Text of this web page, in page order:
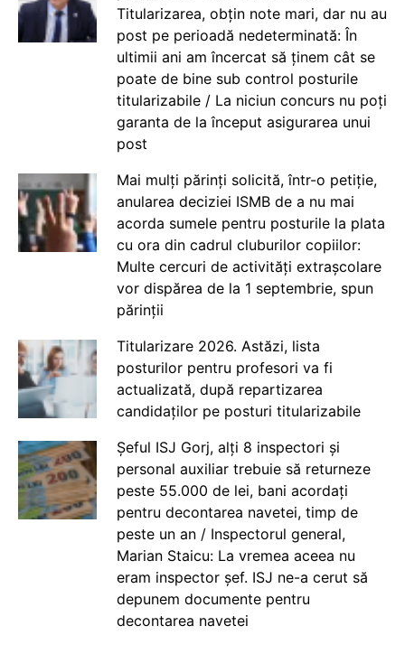
Titularizarea, obțin note mari, dar nu au
post pe perioadă nedeterminată: În
ultimii ani am încercat să ținem cât se
poate de bine sub control posturile
titularizabile / La niciun concurs nu poți
garanta de la început asigurarea unui
post
Mai mulți părinți solicită, într-o petiție,
anularea deciziei ISMB de a nu mai
acorda sumele pentru posturile la plata
cu ora din cadrul cluburilor copiilor:
Multe cercuri de activități extrașcolare
vor dispărea de la 1 septembrie, spun
părinții
Titularizare 2026. Astăzi, lista
posturilor pentru profesori va fi
actualizată, după repartizarea
candidaților pe posturi titularizabile
Șeful ISJ Gorj, alți 8 inspectori și
personal auxiliar trebuie să returneze
peste 55.000 de lei, bani acordați
pentru decontarea navetei, timp de
peste un an / Inspectorul general,
Marian Staicu: La vremea aceea nu
eram inspector șef. ISJ ne-a cerut să
depunem documente pentru
decontarea navetei